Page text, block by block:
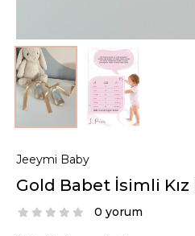
Jeeymi Baby
Gold Babet İsimli Kız
0 yorum